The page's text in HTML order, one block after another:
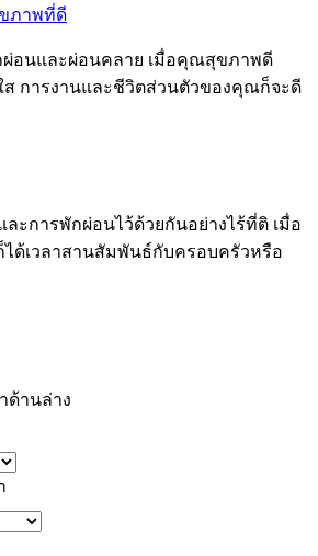
ภาพที่ดี
ผ่อนและผ่อนคลาย เมื่อคุณสุขภาพดี
ส การงานและชีวิตส่วนตัวของคุณก็จะดี
ละการพักผ่อนไว้ด้วยกันอย่างไร้ที่ติ เมื่อ
ได้เวลาสานสัมพันธ์กับครอบครัวหรือ
ด้านล่าง